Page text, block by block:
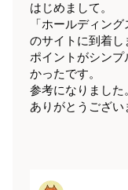
はじめまして。
「ホールディン
のサイトに到着し
ポイントがシン
かったです。
参考になりました
ありがとうござい